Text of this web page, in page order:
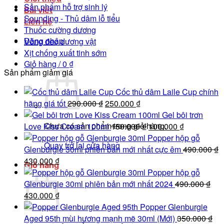
Bài viết
Liên hệ
Đăng nhập
Giỏ hàng /0 ₫
Chưa có sản phẩm trong giỏ hàng.
Quay trở lại cửa hàng
Giỏ hàng
Sản phẩm hỗ trợ sinh lý
Sounding - Thủ dâm lỗ tiểu
Thuốc cường dương
Vòng đeo dương vật
Xịt chống xuất tinh sớm
Sản phẩm giảm giá
Cốc thủ dâm Laile Cup chính
hãng giá tốt290.000₫Giá
gốc
là:
290.000 ₫.
250.000 ₫Giá
hiện
tại
là:
250.000 ₫.
Gel bôi trơn
Love Kiss Cream 100ml150.000₫Giá
gốc
là:
100.000 ₫Giá
hiện
tại
100.000 ₫.
Popper hộp gỗ
Glenburgie 30ml phiên bản mới nhất cực êm490.000₫
Giá
gốc
là:
490.000 ₫.
430.000₫Giá
hiện
tại
là:
430.000 ₫.
Popper hộp gỗ
Glenburgie 30ml phiên bản mới nhất 2024490.000₫
Giá
gốc
là:
430.000 ₫Giá
hiện
tại
Popper Glenburgie
Aged 95th mùi hương mạnh mẽ 30ml (Mới) 350.000₫